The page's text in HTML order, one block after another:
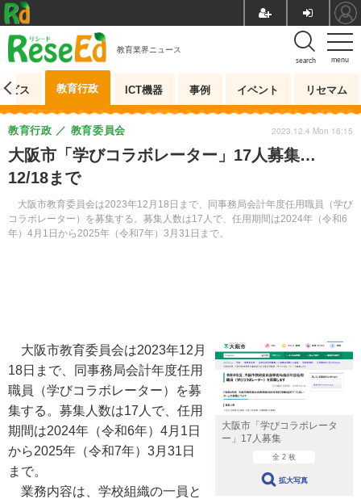
menu
search
教育業界ニュース
ビス 教育行政 ICT機器 事例 イベント リセマム
大阪市「学びコラボレーター」17人募集…
12/18まで
大阪市教育委員会は2023年12月18日まで、同事務局会計年度任用職員（学び
コラボレーター）を募集する。募集人数は17人で、任用期間は2024年（令和6
年）4月1日から2025年（令和7年）3月31日まで。
教育行政 教育委員会 2023.12.4 Mon 16:15
大阪市「学びコラボレータ
ー」17人募集
全 2 枚
拡大写真
大阪市教育委員会は2023年12月
18日まで、同事務局会計年度任用
職員（学びコラボレーター）を募
集する。募集人数は17人で、任用
期間は2024年（令和6年）4月1日
から2025年（令和7年）3月31日
まで。
業務内容は、学校組織の一員と